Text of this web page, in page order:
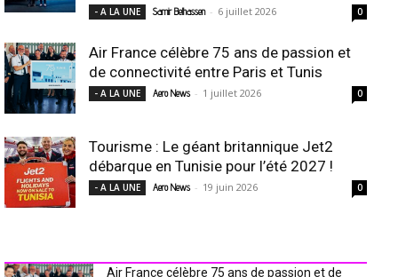
- A LA UNE Samir Belhassen - 6 juillet 2026 0
Air France célèbre 75 ans de passion et
de connectivité entre Paris et Tunis
- A LA UNE Aero News - 1 juillet 2026 0
Tourisme : Le géant britannique Jet2
débarque en Tunisie pour l’été 2027 !
- A LA UNE Aero News - 19 juin 2026 0
Air France célèbre 75 ans de passion et de